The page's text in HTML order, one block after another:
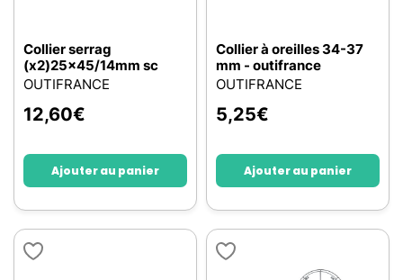
Collier serrag
(x2)25x45/14mm sc
OUTIFRANCE
12,60€
Ajouter au panier
Collier à oreilles 34-37
mm - outifrance
OUTIFRANCE
5,25€
Ajouter au panier